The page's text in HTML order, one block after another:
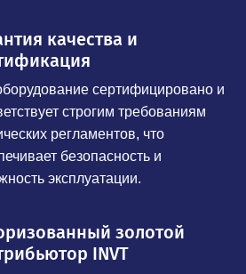
качества и
сертифицировано и
строгим требованиям
регламентов, что
безопасность и
эксплуатации.
золотой
INVT